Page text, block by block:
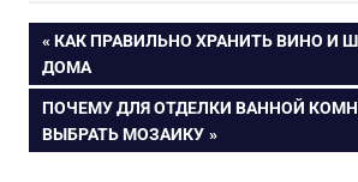
журнала
обоев для
спальни
Навигация
по
записям
ПРЕДЫДУЩАЯ
ЗАПИСЬ:
КАК ПРАВИЛЬНО ХРАНИТЬ ВИНО И
ДОМА
СЛЕДУЮЩАЯ
ЗАПИСЬ:
ПОЧЕМУ ДЛЯ ОТДЕЛКИ ВАННОЙ
ВЫБРАТЬ МОЗАИКУ